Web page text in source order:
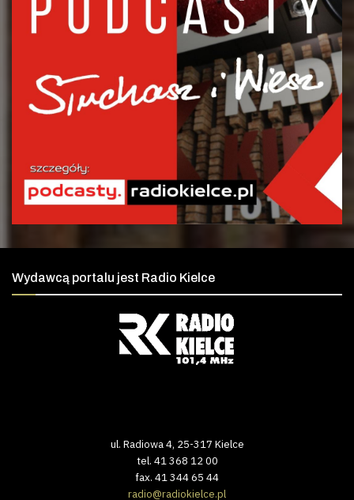
Wydawcą portalu jest Radio Kielce
ul. Radiowa 4, 25-317 Kielce
tel. 41 368 12 00
fax. 41 344 65 44
radio@radiokielce.pl